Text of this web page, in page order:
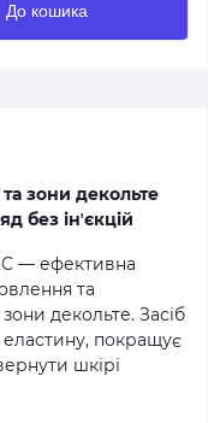
До кошика
зони декольте
без інʼєкцій
— ефективна
та
декольте. Засіб
покращує
шкірі